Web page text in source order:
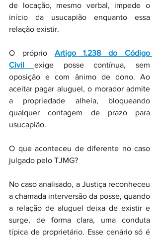
de locação, mesmo verbal, impede o
início da usucapião enquanto essa
relação existir.
O próprio Artigo 1.238 do Código
Civil
exige posse contínua, sem
oposição e com ânimo de dono. Ao
aceitar pagar aluguel, o morador admite
a propriedade alheia, bloqueando
qualquer contagem de prazo para
usucapião.
O que aconteceu de diferente no caso
julgado pelo TJMG?
No caso analisado, a Justiça reconheceu
a chamada interversão da posse, quando
a relação de aluguel deixa de existir e
surge, de forma clara, uma conduta
típica de proprietário. Esse cenário só é